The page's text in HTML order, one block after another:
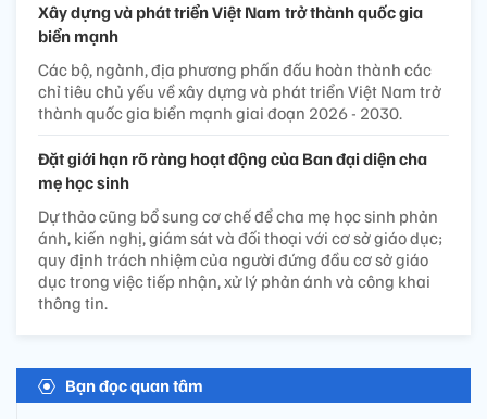
Xây dựng và phát triển Việt Nam trở thành quốc gia
biển mạnh
Các bộ, ngành, địa phương phấn đấu hoàn thành các
chỉ tiêu chủ yếu về xây dựng và phát triển Việt Nam trở
thành quốc gia biển mạnh giai đoạn 2026 - 2030.
Đặt giới hạn rõ ràng hoạt động của Ban đại diện cha
mẹ học sinh
Dự thảo cũng bổ sung cơ chế để cha mẹ học sinh phản
ánh, kiến nghị, giám sát và đối thoại với cơ sở giáo dục;
quy định trách nhiệm của người đứng đầu cơ sở giáo
dục trong việc tiếp nhận, xử lý phản ánh và công khai
thông tin.
Bạn đọc quan tâm